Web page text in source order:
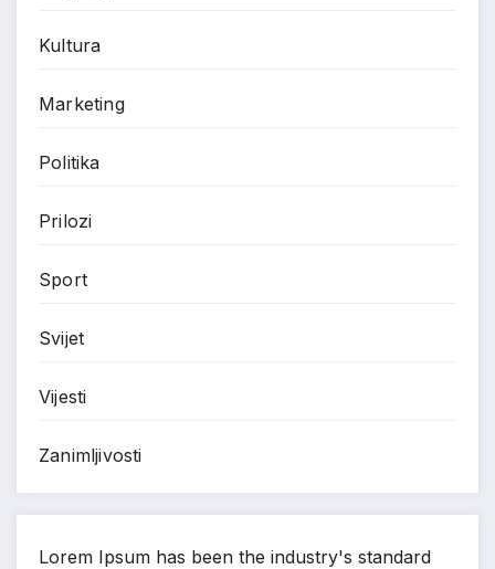
Kultura
Marketing
Politika
Prilozi
Sport
Svijet
Vijesti
Zanimljivosti
Lorem Ipsum has been the industry's standard